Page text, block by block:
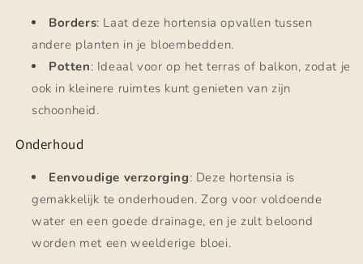
Borders: Laat deze hortensia opvallen tussen
andere planten in je bloembedden.
Potten: Ideaal voor op het terras of balkon, zodat je
ook in kleinere ruimtes kunt genieten van zijn
schoonheid.
Onderhoud
Eenvoudige verzorging: Deze hortensia is
gemakkelijk te onderhouden. Zorg voor voldoende
water en een goede drainage, en je zult beloond
worden met een weelderige bloei.